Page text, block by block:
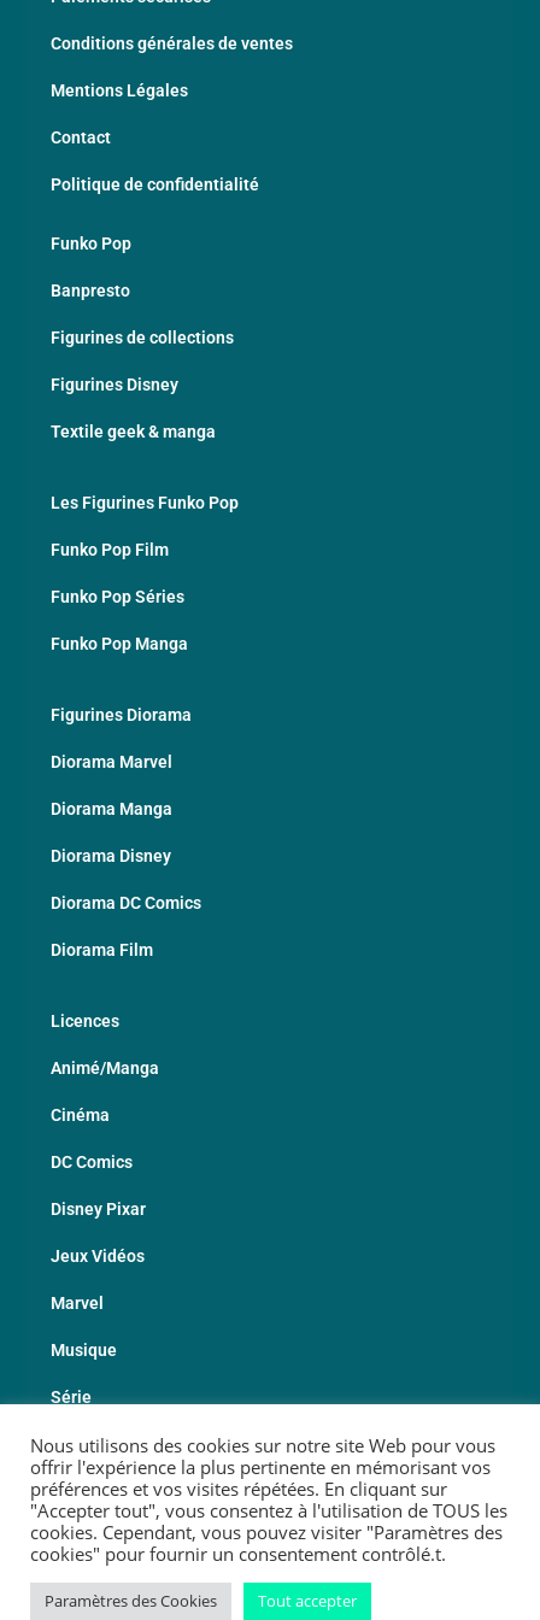
Conditions générales de ventes
Mentions Légales
Contact
Politique de confidentialité
Funko Pop
Banpresto
Figurines de collections
Figurines Disney
Textile geek & manga
Les Figurines Funko Pop
Funko Pop Film
Funko Pop Séries
Funko Pop Manga
Figurines Diorama
Diorama Marvel
Diorama Manga
Diorama Disney
Diorama DC Comics
Diorama Film
Licences
Animé/Manga
Cinéma
DC Comics
Disney Pixar
Jeux Vidéos
Marvel
Musique
Série
Sport
Les Fabricants
© 2026 Copyright Geekotheque
Nous utilisons des cookies sur notre site Web pour vous
offrir l'expérience la plus pertinente en mémorisant vos
préférences et vos visites répétées. En cliquant sur
"Accepter tout", vous consentez à l'utilisation de TOUS les
cookies. Cependant, vous pouvez visiter "Paramètres des
cookies" pour fournir un consentement contrôlé.t.
Paramètres des Cookies Tout accepter